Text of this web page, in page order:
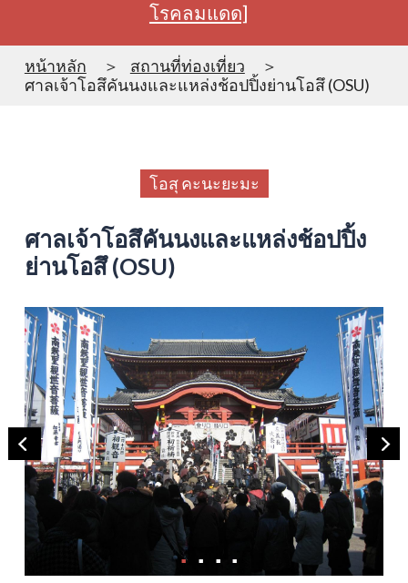
โรคลมแดด]
หน้าหลัก
สถานที่ท่องเที่ยว
ศาลเจ้าโอสึคันนงและแหล่งช้อปปิ้งย่านโอสึ (OSU)
โอสุ คะนะยะมะ
ศาลเจ้าโอสึคันนงและแหล่งช้อปปิ้ง
ย่านโอสึ (OSU)